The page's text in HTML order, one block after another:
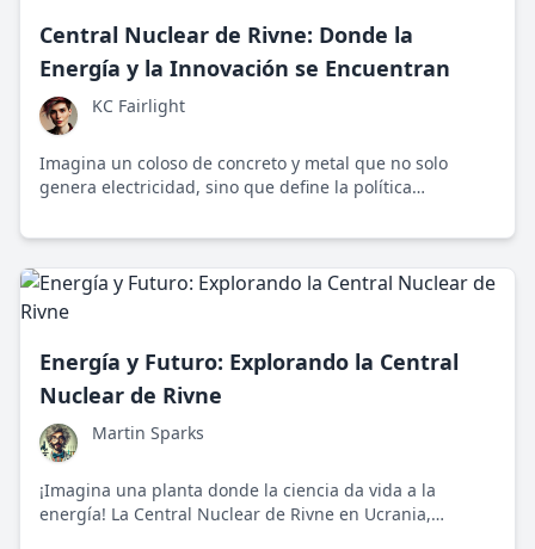
Central Nuclear de Rivne: Donde la
Energía y la Innovación se Encuentran
KC Fairlight
Imagina un coloso de concreto y metal que no solo
genera electricidad, sino que define la política
es una obra maestra de ingeniería y, al mismo tiempo,
sostenible.
Energía y Futuro: Explorando la Central
Nuclear de Rivne
Martin Sparks
¡Imagina una planta donde la ciencia da vida a la
energía! La Central Nuclear de Rivne en Ucrania,